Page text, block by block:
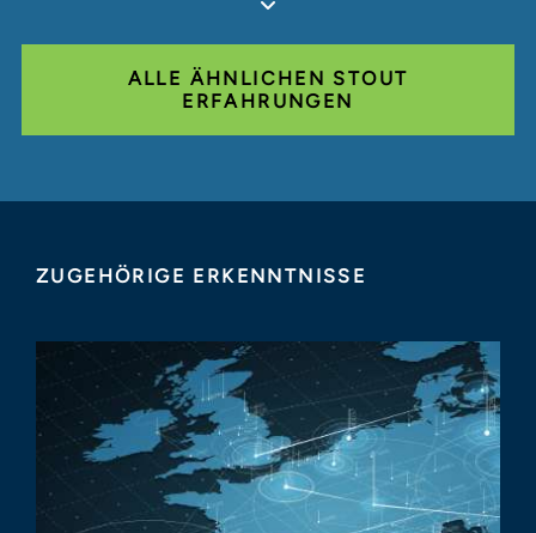
ALLE ÄHNLICHEN STOUT
ERFAHRUNGEN
ZUGEHÖRIGE ERKENNTNISSE